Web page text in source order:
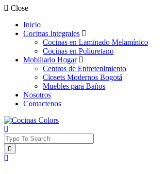
Close
Inicio
Cocinas Integrales
Cocinas en Laminado Melamínico
Cocinas en Poliuretano
Mobiliario Hogar
Centros de Entretenimiento
Closets Modernos Bogotá
Muebles para Baños
Nosotros
Contactenos